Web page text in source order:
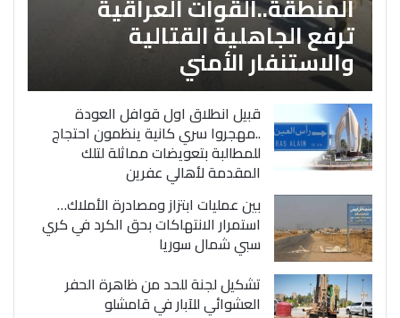
ترفع الجاهلية القتالية
والاستنفار الأمني
قبيل انطلاق اول قوافل العودة
..مهجروا سري كانية ينظمون احتجاج
للمطالبة بتعويضات مماثلة لتلك
المقدمة لأهالي عفرين
بين عمليات ابتزاز ومصادرة الأملاك…
استمرار الانتهاكات بحق الكرد في كري
سبي شمال سوريا
تشكيل لجنة للحد من ظاهرة الحفر
العشوائي للآبار في قامشلو